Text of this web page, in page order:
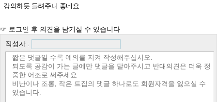
강의하듯 들려주니 좋네요
☞ 로그인 후 의견을 남기실 수 있습니다
작성자 :